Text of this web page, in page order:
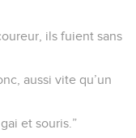
ils fuient sans
aussi vite qu’un
et souris.”